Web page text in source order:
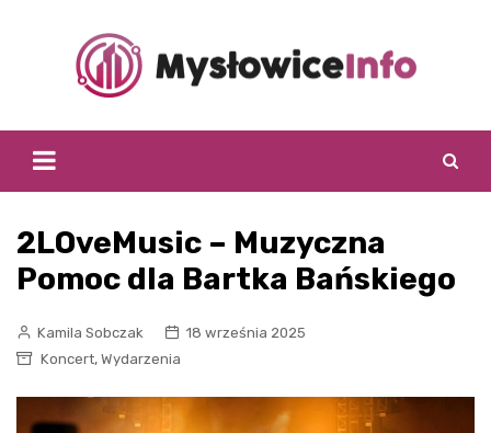
2LOveMusic – Muzyczna
Pomoc dla Bartka Bańskiego
Kamila Sobczak
18 września 2025
Koncert, Wydarzenia